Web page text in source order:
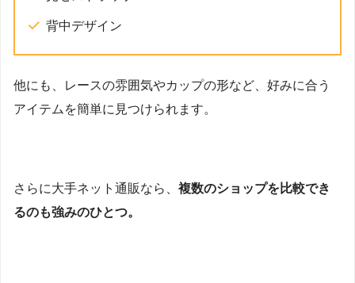
背中デザイン
他にも、レースの雰囲気やカップの形など、好みに合う
アイテムを簡単に見つけられます。
さらに大手ネット通販なら、 複数のショップを比較でき
るのも強みのひとつ。